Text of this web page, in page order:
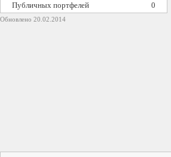
Обновлено 20.02.2014
Публичных портфелей 0